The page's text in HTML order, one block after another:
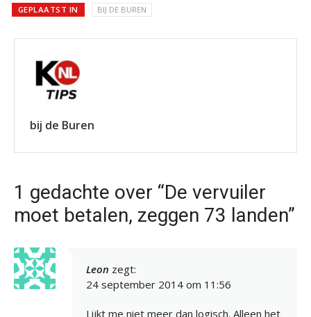
GEPLAATST IN BIJ DE BUREN
bij de Buren
1 gedachte over “De vervuiler
moet betalen, zeggen 73 landen”
Leon zegt:
24 september 2014 om 11:56
Lijkt me niet meer dan logisch. Alleen het